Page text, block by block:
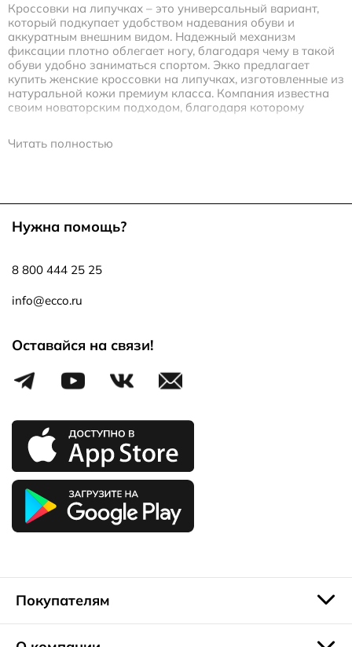
Кроссовки на липучках – это универсальный вариант,
который подкупает удобством надевания обуви и
аккуратным внешним видом. Надежный механизм
фиксации плотно облегает ногу, благодаря чему в такой
обуви удобно заниматься спортом. Экко предлагает
купить женские кроссовки на липучках, изготовленные из
натуральной кожи премиум класса. Компания известна
своим новаторским подходом, благодаря которому
Это фирменная система амортизации, климатические
мембраны, особая конструкция протектора для
Купить кроссовки на липучках можно в качестве
альтернативы классическим моделям на шнурках. Это
высокие варианты для демисезона. Отличный выбор для
тех женщин, кто ищет максимальный комфорт, изящный
Читать полностью
Нужна помощь?
8 800 444 25 25
info@ecco.ru
Оставайся на связи!
Покупателям